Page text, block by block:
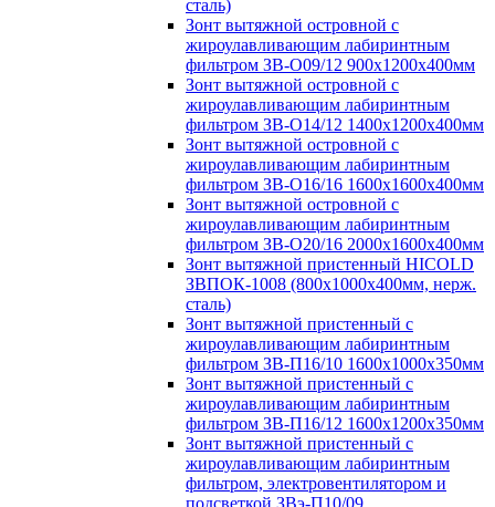
сталь)
Зонт вытяжной островной с
жироулавливающим лабиринтным
фильтром ЗВ-О09/12 900х1200х400мм
Зонт вытяжной островной с
жироулавливающим лабиринтным
фильтром ЗВ-О14/12 1400х1200х400мм
Зонт вытяжной островной с
жироулавливающим лабиринтным
фильтром ЗВ-О16/16 1600х1600х400мм
Зонт вытяжной островной с
жироулавливающим лабиринтным
фильтром ЗВ-О20/16 2000х1600х400мм
Зонт вытяжной пристенный HICOLD
ЗВПОК-1008 (800х1000х400мм, нерж.
сталь)
Зонт вытяжной пристенный с
жироулавливающим лабиринтным
фильтром ЗВ-П16/10 1600х1000х350мм
Зонт вытяжной пристенный с
жироулавливающим лабиринтным
фильтром ЗВ-П16/12 1600х1200х350мм
Зонт вытяжной пристенный с
жироулавливающим лабиринтным
фильтром, электровентилятором и
подсветкой ЗВэ-П10/09